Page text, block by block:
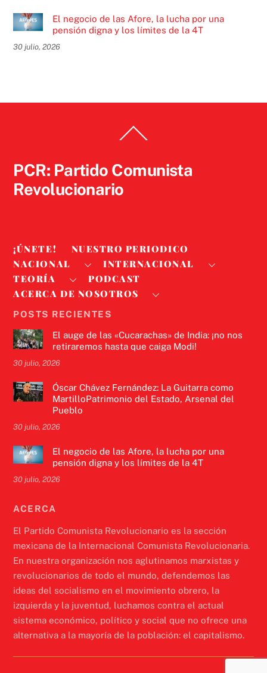
El negocio de las Afore, la lucha por una
pensión digna y los límites de la 4T
30 julio, 2026
To
PCR: Partido Comunista
Revolucionario
¡ÚNETE!
NUESTRO PERIODICO
NACIONAL
INTERNACIONAL
TEORÍA
PODCAST
ACERCA DE NOSOTROS
POSTS RECIENTES
El auge de las «Cucarachas» de India: ¡no nos
retiraremos hasta que caiga Modi!
30 julio, 2026
Óscar Chávez Fernández: La Guitarra como
MartilloPatrimonio del Estado, Arsenal del
Pueblo
30 julio, 2026
El negocio de las Afore, la lucha por una
pensión digna y los límites de la 4T
30 julio, 2026
ACERCA
El Partido Comunista Revolucionario es la sección
mexicana de la Internacional Comunista Revolucionaria.
En nuestra organización nos aglutinamos marxistas y
revolucionarios de todo el mundo, defendemos las
ideas del socialismo en el movimiento obrero, la
izquierda y la juventud, luchamos contra el actual
sistema económico, político y social que no ofrece una
alternativa a la mayoría de la población: el capitalismo.